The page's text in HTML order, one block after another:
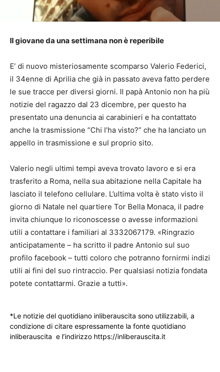
Il giovane da una settimana non è reperibile
E’ di nuovo misteriosamente scomparso Valerio Federici,
il 34enne di Aprilia che già in passato aveva fatto perdere
le sue tracce per diversi giorni. Il papà Antonio non ha più
notizie del ragazzo dal 23 dicembre, per questo ha
presentato una denuncia ai carabinieri e ha contattato
anche la trasmissione “Chi l’ha visto?” che ha lanciato un
appello in trasmissione e sul proprio sito.
Valerio negli ultimi tempi aveva trovato lavoro e si era
trasferito a Roma, nella sua abitazione nella Capitale ha
lasciato il telefono cellulare. L’ultima volta è stato visto il
giorno di Natale nel quartiere Tor Bella Monaca, il padre
invita chiunque lo riconoscesse o avesse informazioni
utili a contattare i familiari al 3332067179. «Ringrazio
anticipatamente – ha scritto il padre Antonio sul suo
profilo facebook – tutti coloro che potranno fornirmi indizi
utili ai fini del suo rintraccio. Per qualsiasi notizia fondata
potete contattarmi. Grazie a tutti».
*Le notizie del quotidiano inliberauscita sono utilizzabili, a
condizione di citare espressamente la fonte quotidiano
inliberauscita e l’indirizzo https://inliberauscita.it